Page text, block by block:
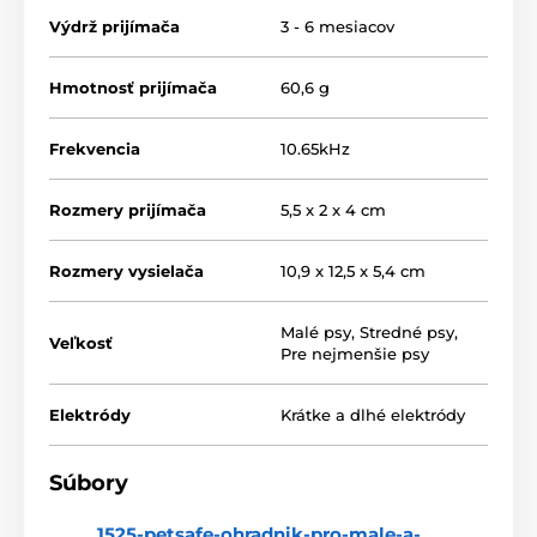
PetSafe PetSafe PRF-3004W-20 disponuje
vhodná pre malé plemená.
Drôt v balení
3004W-20 obsahuje 150 metrov
izolovaného drôtu o priereze 0,5 mm, čo je
vzdialenosti 1,3 km.
Výdrž prijímača 3 - 6 mesiacov
Hmotnosť prijímača 60,6 g
Frekvencia 10.65kHz
Rozmery prijímača 5,5 x 2 x 4 cm
Rozmery vysielača 10,9 x 12,5 x 5,4 cm
Veľkosť
Malé psy, Stredné psy,
Pre nejmenšie psy
Elektródy Krátke a dlhé elektródy
Súbory